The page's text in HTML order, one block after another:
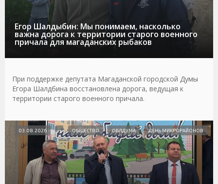
Егор Шалдыбин: Мы понимаем, насколько
важна дорога к территории старого военного
причала для магаданских рыбаков
При поддержке депутата Магаданской городской Думы
Егора Шалдбина восстановлена дорога, ведущая к
территории старого военного причала.
03.08.2026 ОБЩЕСТВО ОБЛДУМА ДЕНЬ МИКРОРАЙОНОВ